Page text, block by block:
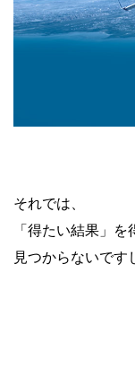
それでは、
「得たい結果」
見つからないです